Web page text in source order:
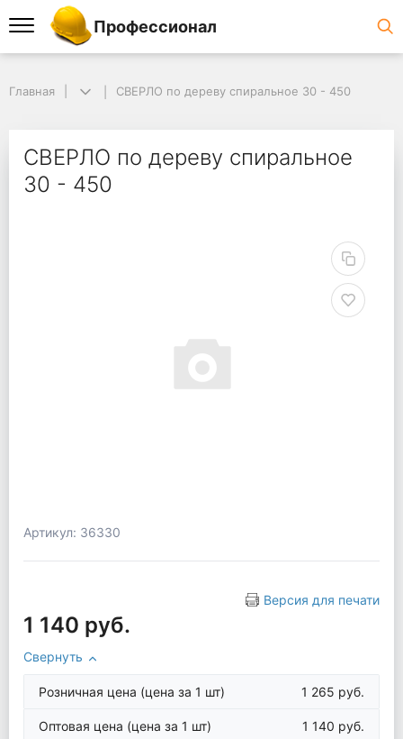
Профессионал
Главная СВЕРЛО по дереву спиральное 30 - 450
СВЕРЛО по дереву спиральное
30 - 450
Артикул: 36330
Версия для печати
1 140 руб.
Свернуть
Розничная цена (цена за 1 шт) 1 265 руб.
Оптовая цена (цена за 1 шт) 1 140 руб.